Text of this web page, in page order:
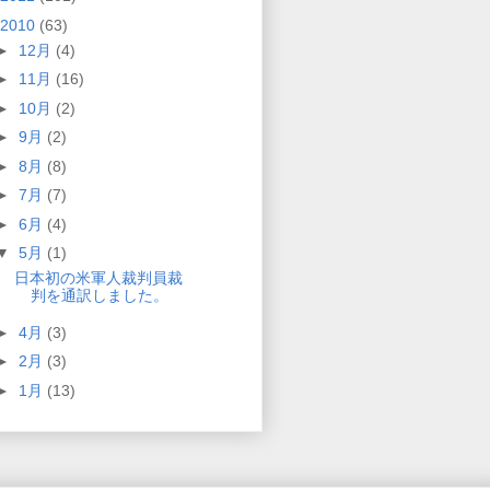
2010 (63)
12月 (4)
11月 (16)
10月 (2)
9月 (2)
8月 (8)
7月 (7)
6月 (4)
5月 (1)
日本初の米軍人裁判員裁
判を通訳しました。
4月 (3)
2月 (3)
1月 (13)